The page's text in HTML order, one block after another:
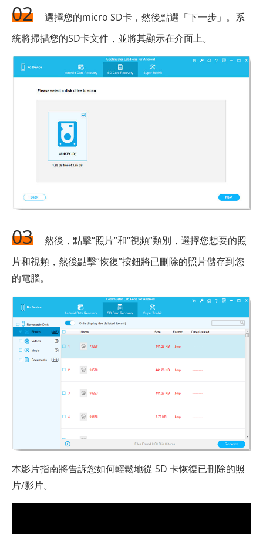
02
選擇您的micro SD卡，然後點選「下一步」。系
統將掃描您的SD卡文件，並將其顯示在介面上。
03
然後，點擊“照片”和“視頻”類別，選擇您想要的照
片和視頻，然後點擊“恢復”按鈕將已刪除的照片儲存到您
的電腦。
本影片指南將告訴您如何輕鬆地從 SD 卡恢復已刪除的照
片/影片。